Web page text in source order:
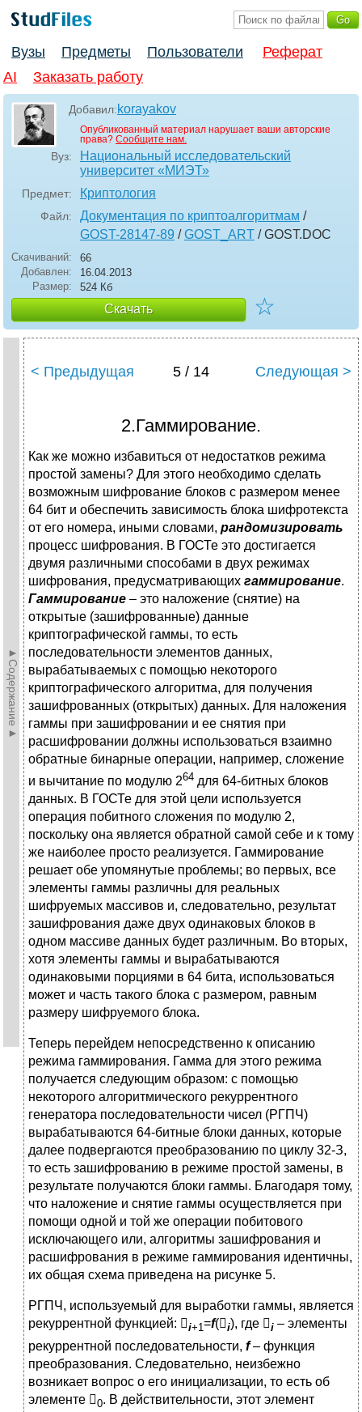
Вузы Предметы Пользователи
Реферат
AI
Заказать работу
Добавил:korayakov
Опубликованный материал нарушает ваши авторские
права? Сообщите нам.
Вуз:
Национальный исследовательский
университет «МИЭТ»
Предмет: Криптология
Файл: Документация по криптоалгоритмам /
GOST-28147-89 /GOST_ART / GOST.DOC
Скачиваний:
66
Добавлен:
16.04.2013
Размер:
524 Кб
Скачать ☆
►Содержание►
< Предыдущая 5 / 14 Следующая >
2.Гаммирование.
Как же можно избавиться от недостатков режима
простой замены? Для этого не­обходимо сделать
возможным шифрование блоков с размером менее
64 бит и обеспечить зависимость блока шифротекста
от его номера, иными словами, рандомизировать
процесс шифрования. В ГОСТе это достигается
двумя различными способами в двух режимах
шифрования, предусматривающих гаммирование.
Гаммирование – это наложение (снятие) на
открытые (зашифрованные) данные
криптографической гаммы, то есть
последовательности элементов данных,
вырабатываемых с помощью некоторого
криптографического алгоритма, для получения
зашифрованных (открытых) данных. Для наложения
гаммы при зашифровании и ее снятия при
расшифровании должны использоваться взаимно
обратные бинарные операции, например, сложение
и вычитание по модулю 264 для 64-битных блоков
данных. В ГОСТе для этой цели используется
операция побитного сложения по модулю 2,
поскольку она является обратной самой себе и к тому
же наиболее просто реализуется. Гаммирование
решает обе упомянутые проблемы; во первых, все
элементы гаммы различны для реальных
шифруемых массивов и, следовательно, результат
зашифрования даже двух одинаковых блоков в
одном массиве данных будет различным. Во вторых,
хотя элементы гаммы и вырабатываются
одинаковыми порциями в 64 бита, использоваться
может и часть такого блока с размером, равным
размеру шифруемого блока.
Теперь перейдем непосредственно к описанию
режима гаммирования. Гамма для этого режима
получается следующим образом: с помощью
некоторого алгоритмического рекуррентного
генератора последовательности чисел (РГПЧ)
вырабатываются 64-битные блоки данных, которые
далее подвергаются преобразованию по циклу 32-З,
то есть зашифрованию в режиме простой замены, в
результате получаются блоки гаммы. Благодаря тому,
что наложение и снятие гаммы осуществляется при
помощи одной и той же операции побитового
исключающего или, алгоритмы зашифрования и
расшифрования в режиме гаммирования идентичны,
их общая схема приведена на рисунке 5.
РГПЧ, используемый для выработки гаммы, является
рекуррентной функцией: i+1=f(i), где i – элементы
рекуррентной последовательности, f– функция
преобразования. Следовательно, неизбежно
возникает вопрос о его инициализации, то есть об
элементе 0. В действительности, этот элемент